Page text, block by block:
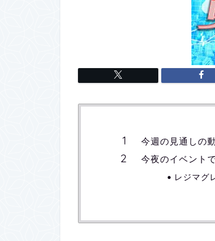
今週の見通しの
今夜のイベント
レジマグ